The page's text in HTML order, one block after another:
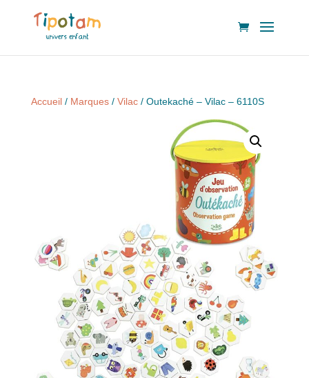
Accueil/ Marques/ Vilac/ Outekaché – Vilac – 6110S